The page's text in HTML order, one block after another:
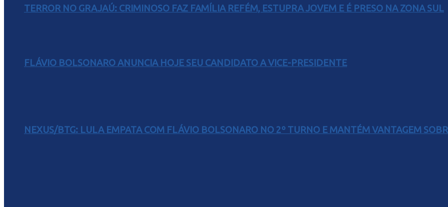
FLÁVIO BOLSONARO ANUNCIA HOJE SEU CANDIDATO A VICE-PRESIDENTE
TERROR NO GRAJAÚ: CRIMINOSO FAZ FAMÍLIA REFÉM, ESTUPRA JOVEM E É PRESO NA ZONA SUL
NEXUS/BTG: LULA EMPATA COM FLÁVIO BOLSONARO NO 2º TURNO E MANTÉM VANTAGEM